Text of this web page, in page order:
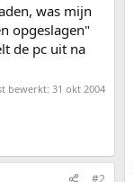
was mijn
opgeslagen"
de pc uit na
bewerkt: 31 okt 2004